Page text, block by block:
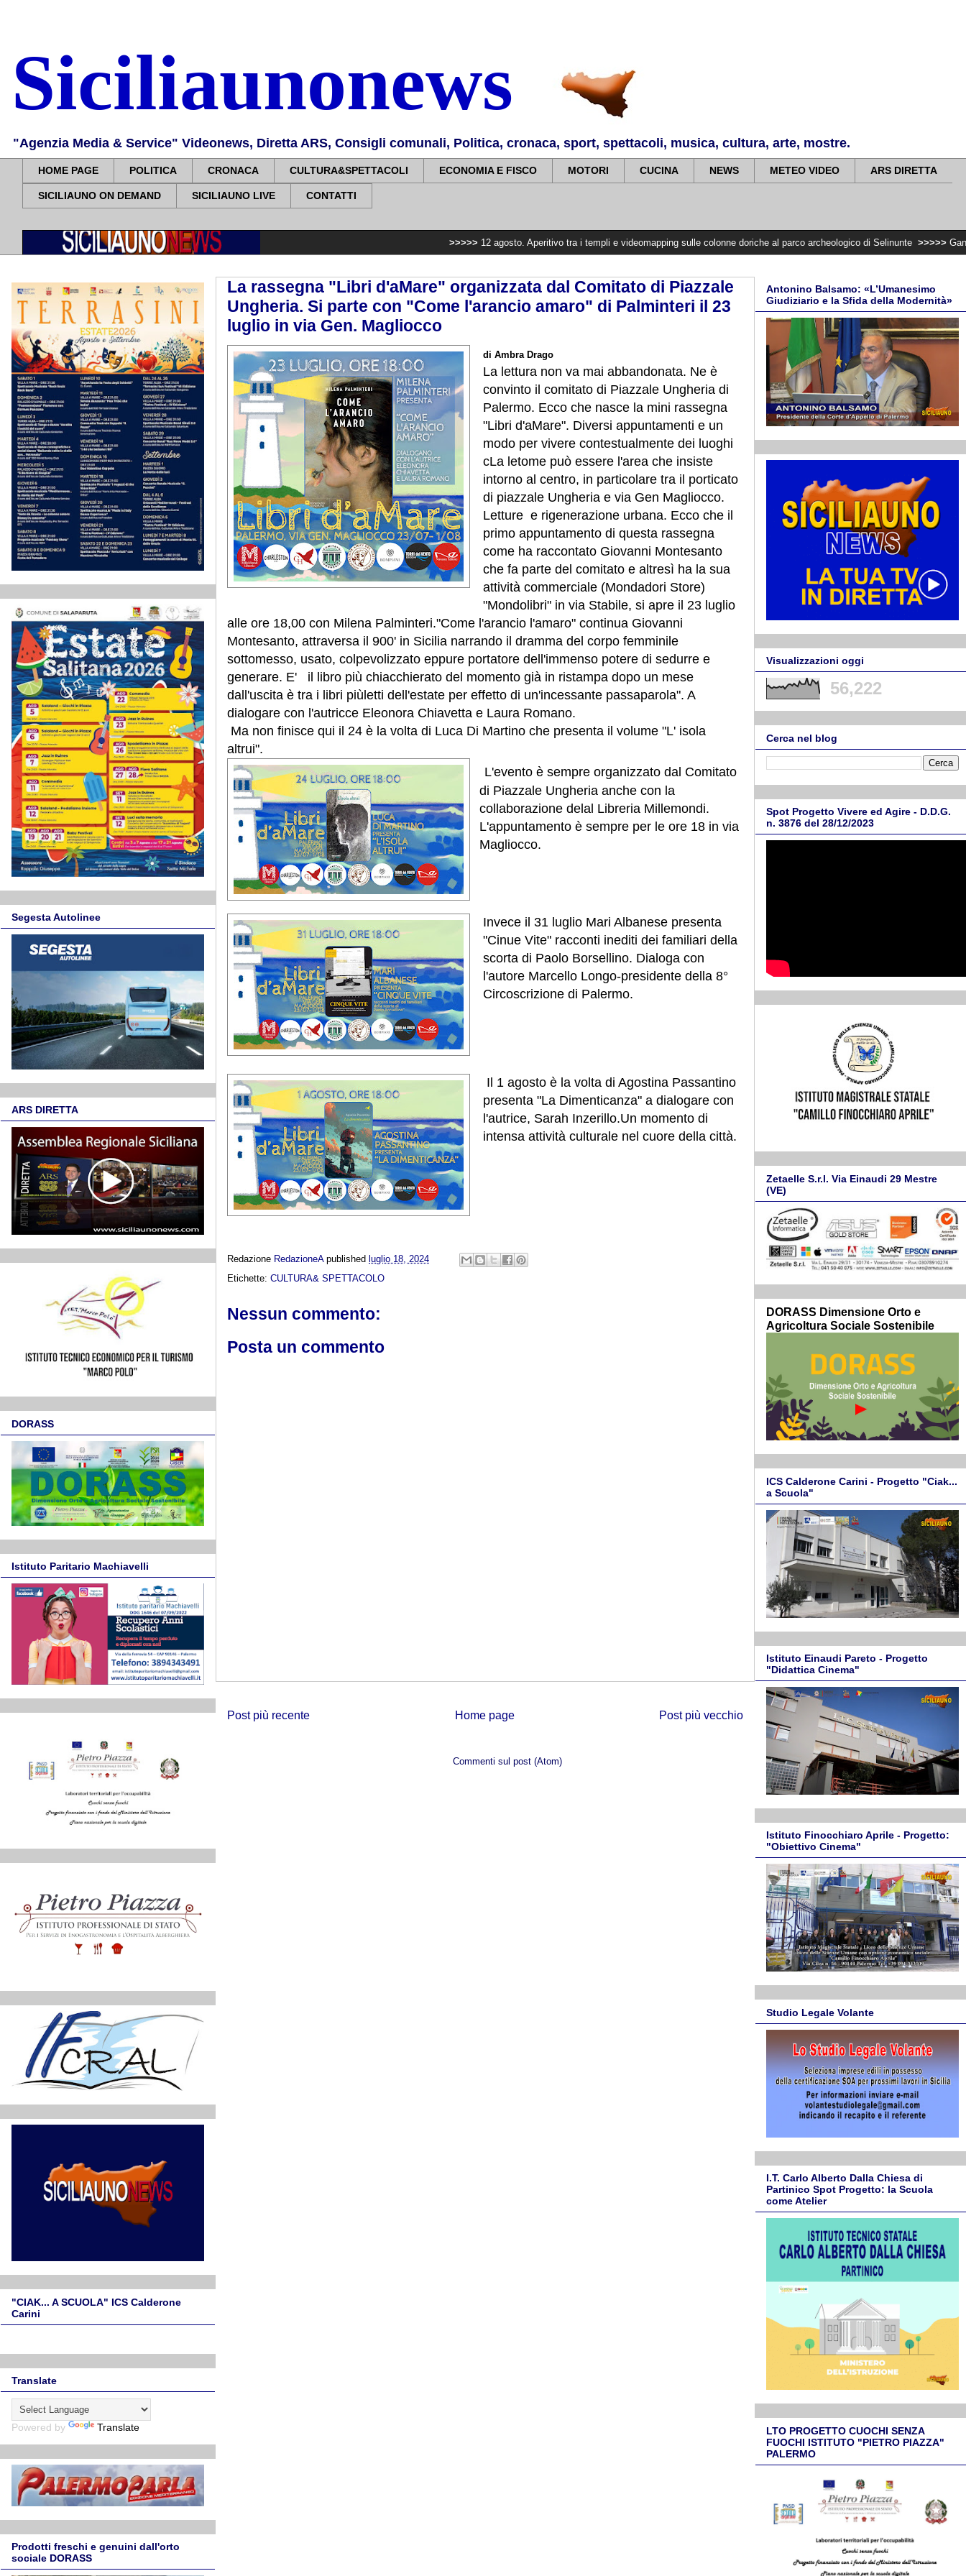
Siciliaunonews
"Agenzia Media & Service" Videonews, Diretta ARS, Consigli comunali, Politica, cronaca, sport, spettacoli, musica, cultura, arte, mostre.
HOME PAGE POLITICA CRONACA CULTURA&SPETTACOLI ECONOMIA E FISCO MOTORI CUCINA NEWS METEO VIDEO ARS DIRETTA
SICILIAUNO ON DEMAND SICILIAUNO LIVE CONTATTI
12 agosto. Aperitivo tra i templi e videomapping sulle colonne doriche al parco archeologico di Selinunte >>>>> Gangi Illumina la
La rassegna "Libri d'aMare" organizzata dal Comitato di Piazzale
Ungheria. Si parte con "Come l'arancio amaro" di Palminteri il 23
luglio in via Gen. Magliocco
di Ambra Drago
La lettura non va mai abbandonata. Ne è
convinto il comitato di Piazzale Ungheria di
Palermo. Ecco che nasce la mini rassegna
"Libri d'aMare". Diversi appuntamenti e un
modo per vivere contestualmente dei luoghi
cLa letome può essere l'area che insiste
intorno al centro, in particolare tra il porticato
di piazzale Ungheria e via Gen Magliocco.
Letture e rigenerazione urbana. Ecco che il
primo appuntamento di questa rassegna
come ha raccontato Giovanni Montesanto
che fa parte del comitato e altresì ha la sua
attività commerciale (Mondadori Store)
"Mondolibri" in via Stabile, si apre il 23 luglio
alle ore 18,00 con Milena Palminteri."Come l'arancio l'amaro" continua Giovanni
Montesanto, attraversa il 900' in Sicilia narrando il dramma del corpo femminile
sottomesso, usato, colpevolizzato eppure portatore dell'immenso potere di sedurre e
generare. E'
il libro più chiacchierato del momento già in ristampa dopo un mese
dall'uscita è tra i libri piùletti dell'estate per effetto di un'incessante passaparola". A
dialogare con l'autricce Eleonora Chiavetta e Laura Romano.
Ma non finisce qui il 24 è la volta di Luca Di Martino che presenta il volume "L' isola
altrui".
L'evento è sempre organizzato dal Comitato
di Piazzale Ungheria anche con la
collaborazione delal Libreria Millemondi.
L'appuntamento è sempre per le ore 18 in via
Magliocco.
Invece il 31 luglio Mari Albanese presenta
"Cinue Vite" racconti inediti dei familiari della
scorta di Paolo Borsellino. Dialoga con
l'autore Marcello Longo-presidente della 8°
Circoscrizione di Palermo.
Il 1 agosto è la volta di Agostina Passantino
presenta "La Dimenticanza" a dialogare con
l'autrice, Sarah Inzerillo.Un momento di
intensa attività culturale nel cuore della città.
Redazione RedazioneA published luglio 18, 2024
Etichette: CULTURA& SPETTACOLO
Nessun commento:
Posta un commento
Post più recente Post più vecchio
Home page
Commenti sul post (Atom)
Segesta Autolinee
ARS DIRETTA
DORASS
Istituto Paritario Machiavelli
"CIAK... A SCUOLA" ICS Calderone
Carini
Translate
Powered by Translate
Prodotti freschi e genuini dall'orto
sociale DORASS
Antonino Balsamo: «L’Umanesimo
Giudiziario e la Sfida della Modernità»
Visualizzazioni oggi
56,222
Cerca nel blog
Spot Progetto Vivere ed Agire - D.D.G.
n. 3876 del 28/12/2023
Zetaelle S.r.l. Via Einaudi 29 Mestre
(VE)
DORASS Dimensione Orto e
Agricoltura Sociale Sostenibile
ICS Calderone Carini - Progetto "Ciak...
a Scuola"
Istituto Einaudi Pareto - Progetto
"Didattica Cinema"
Istituto Finocchiaro Aprile - Progetto:
"Obiettivo Cinema"
Studio Legale Volante
I.T. Carlo Alberto Dalla Chiesa di
Partinico Spot Progetto: la Scuola
come Atelier
LTO PROGETTO CUOCHI SENZA
FUOCHI ISTITUTO "PIETRO PIAZZA"
PALERMO